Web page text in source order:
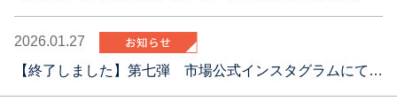
2026.01.27
【終了しました】第七弾 市場公式インスタグラムにてプレゼントキャンペーン実施中！